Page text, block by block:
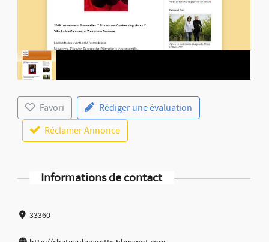
Favori
Rédiger une évaluation
Réclamer Annonce
Informations de contact
33360